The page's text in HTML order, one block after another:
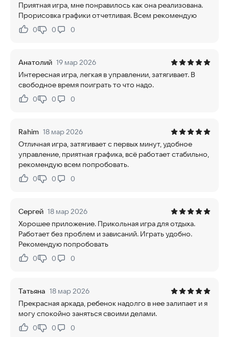
Приятная игра, мне понравилось как она реализована.
Прорисовка графики отчетливая. Всем рекомендую
Нравится:
0Не нравится:
0 0
Анатолий 19 мар 2026
Интересная игра, легкая в управлении, затягивает. В
свободное время поиграть то что надо.
Нравится:
0Не нравится:
0 0
Rahim 18 мар 2026
Отличная игра, затягивает с первых минут, удобное
управление, приятная графика, всё работает стабильно,
рекомендую всем попробовать.
Нравится:
0Не нравится:
0 0
Сергей 18 мар 2026
Хорошее приложение. Прикольная игра для отдыха.
Работает без проблем и зависаний. Играть удобно.
Рекомендую попробовать
Нравится:
0Не нравится:
0 0
Татьяна 18 мар 2026
Прекрасная аркада, ребенок надолго в нее залипает и я
могу спокойно заняться своими делами.
Нравится:
0Не нравится:
0 0